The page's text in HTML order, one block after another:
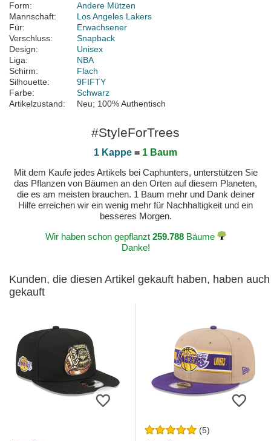
Form:
Andere Mützen
Mannschaft:
Los Angeles Lakers
Für:
Erwachsener
Verschluss:
Snapback
Design:
Unisex
Liga:
NBA
Schirm:
Flach
Silhouette:
9FIFTY
Farbe:
Schwarz
Artikelzustand:
Neu; 100% Authentisch
#StyleForTrees
1 Kappe = 1 Baum
Mit dem Kaufe jedes Artikels bei Caphunters, unterstützen Sie
das Pflanzen von Bäumen an den Orten auf diesem Planeten,
die es am meisten brauchen. 1 Baum mehr und Dank deiner
Hilfe erreichen wir ein wenig mehr für Nachhaltigkeit und ein
besseres Morgen.
Wir haben schon gepflanzt 259.788Bäume
Danke!
Kunden, die diesen Artikel gekauft haben, haben auch
gekauft
(5)